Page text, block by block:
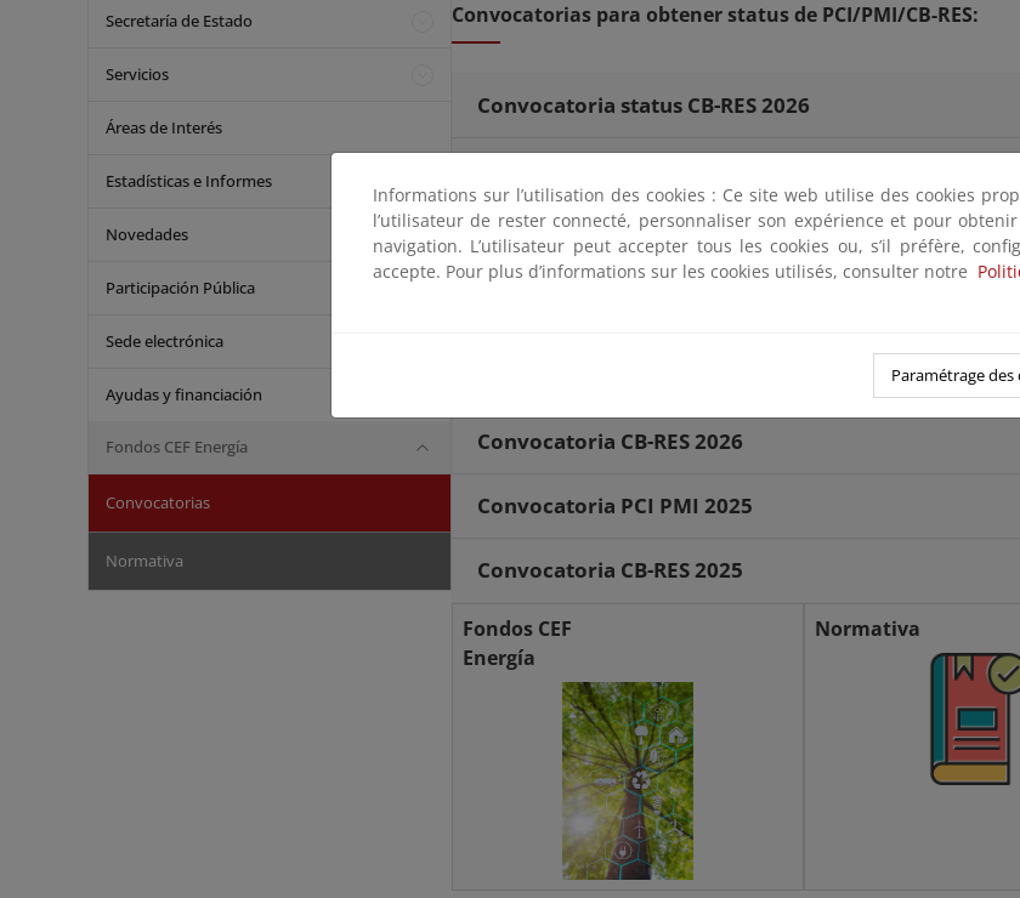
Secretaría de Estado
Servicios
Áreas de Interés
Estadísticas e Informes
Novedades
Participación Pública
Sede electrónica
Ayudas y financiación
Fondos CEF Energía
Convocatorias
Normativa
Convocatorias para obtener status de PCI/PMI/CB-RES:
Convocatoria status CB-RES 2026
Convocatoria status CB-RES 2025
Convocatorias para obtener financiación:
Convocatoria CB-RES 2026
Convocatoria PCI PMI 2025
Convocatoria CB-RES 2025
Fondos CEF
Energía
Normativa
Informations sur l’utilisation des cookies : Ce site web utilise des cookies
l’utilisateur de rester connecté, personnaliser son expérience et pour
navigation. L’utilisateur peut accepter tous les cookies ou, s’il préfère,
accepte. Pour plus d’informations sur les cookies utilisés, consulter notre
Paramétrage des